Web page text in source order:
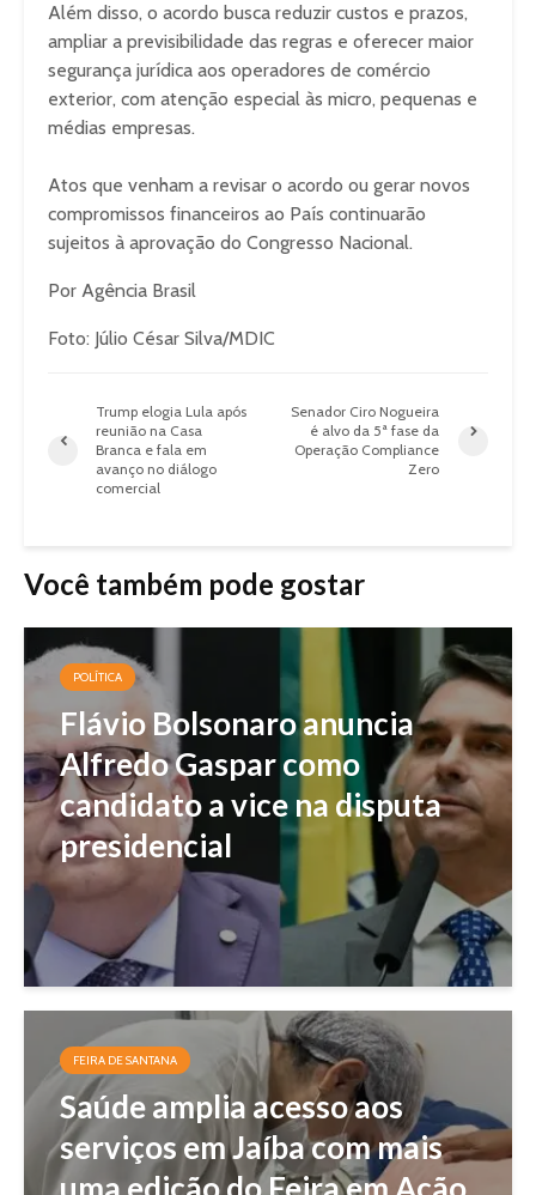
Além disso, o acordo busca reduzir custos e prazos,
ampliar a previsibilidade das regras e oferecer maior
segurança jurídica aos operadores de comércio
exterior, com atenção especial às micro, pequenas e
médias empresas.
Atos que venham a revisar o acordo ou gerar novos
compromissos financeiros ao País continuarão
sujeitos à aprovação do Congresso Nacional.
Por Agência Brasil
Foto: Júlio César Silva/MDIC
Trump elogia Lula após
reunião na Casa
Branca e fala em
avanço no diálogo
comercial
Senador Ciro Nogueira
é alvo da 5ª fase da
Operação Compliance
Zero
Você também pode gostar
POLÍTICA
Flávio Bolsonaro anuncia
Alfredo Gaspar como
candidato a vice na disputa
presidencial
FEIRA DE SANTANA
Saúde amplia acesso aos
serviços em Jaíba com mais